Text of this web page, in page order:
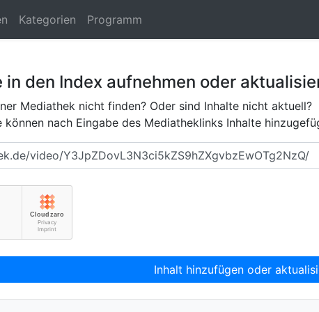
Kategorien Programm
den Index aufnehmen oder
Mediathek nicht finden? Oder sind Inhalte nicht aktuell?
nach Eingabe des Mediatheklinks Inhalte
Inhalt hinzufügen oder